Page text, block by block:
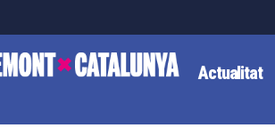
Actualitat